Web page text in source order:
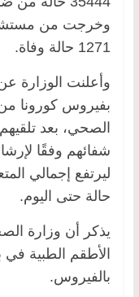
وخرجت من
1271 حالة وفاة.
بفيروس كورونا
الصحي، بعد تلقيهم
شفائهم وفقًا
حالة حتى اليوم.
يذكر أن وزارة
الأطقم الطبية في
بالفيروس.